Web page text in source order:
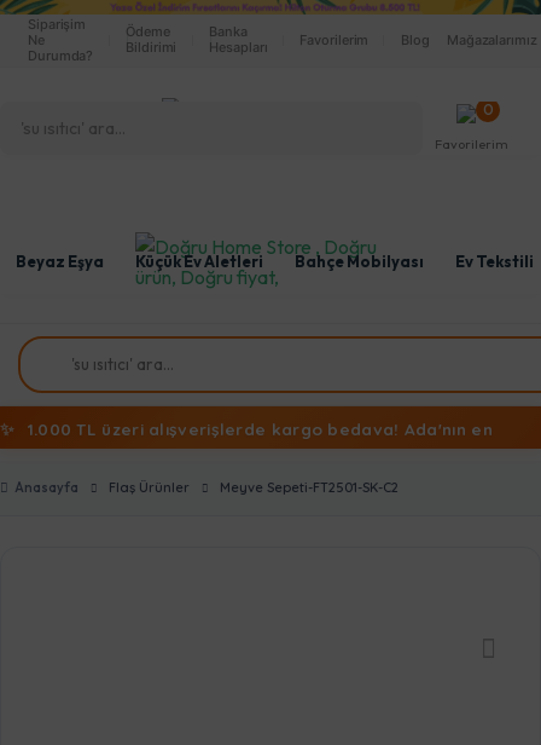
Siparişim
Ne
Durumda?
Ödeme
Bildirimi
Banka
Hesapları
Favorilerim Blog Mağazalarımız
0
Favorilerim
Beyaz Eşya Küçük Ev Aletleri Bahçe Mobilyası Ev Tekstili
✨ 1.000 TL üzeri alışverişlerde kargo bedava! Ada'nın en
Anasayfa Flaş Ürünler Meyve Sepeti-FT2501-SK-C2